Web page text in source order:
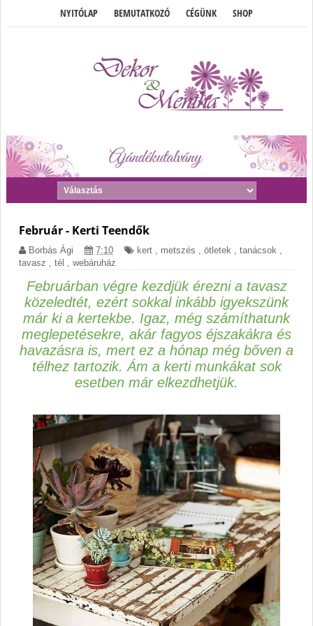
NYITÓLAP BEMUTATKOZÓ CÉGÜNK SHOP
Február - Kerti Teendők
Borbás Ági 7:10 kert , metszés , ötletek , tanácsok ,
tavasz , tél , webáruház
Februárban végre kezdjük érezni a tavasz
közeledtét, ezért sokkal inkább igyekszünk
már ki a kertekbe. Igaz, még számíthatunk
meglepetésekre, akár fagyos éjszakákra és
havazásra is, mert ez a hónap még bőven a
télhez tartozik. Ám a kerti munkákat sok
esetben már elkezdhetjük.